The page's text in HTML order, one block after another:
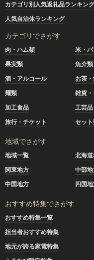
カテゴリ別人気返礼品ランキング
人気自治体ランキング
カテゴリでさがす
肉・ハム類 米・
果実類
魚介類
酒・アルコール
お茶
麺類
雑貨
加工食品
工芸品
旅行・チケット
セッ
地域でさがす
地域一覧 北海
関東地方
中部
中国地方
四国
おすすめ特集でさがす
おすすめ特集一覧
担当者おすすめ特集
地元が誇る家電特集